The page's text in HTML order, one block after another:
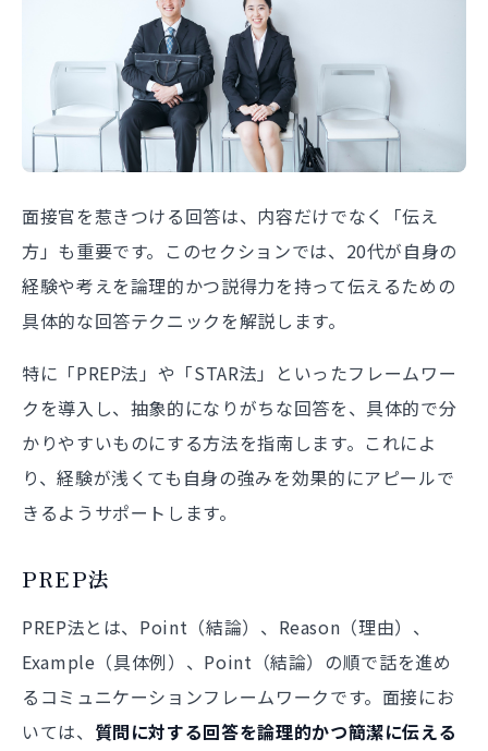
面接官を惹きつける回答は、内容だけでなく「伝え
方」も重要です。このセクションでは、20代が自身の
経験や考えを論理的かつ説得力を持って伝えるための
具体的な回答テクニックを解説します。
特に「PREP法」や「STAR法」といったフレームワー
クを導入し、抽象的になりがちな回答を、具体的で分
かりやすいものにする方法を指南します。これによ
り、経験が浅くても自身の強みを効果的にアピールで
きるようサポートします。
PREP法
PREP法とは、Point（結論）、Reason（理由）、
Example（具体例）、Point（結論）の順で話を進め
るコミュニケーションフレームワークです。面接にお
いては、 質問に対する回答を論理的かつ簡潔に伝える